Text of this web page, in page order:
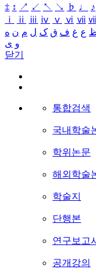
‡ ↕ ↗ ↙ ↖ ↘ ♭ ♩ ♪
ⅰ
ⅱ ⅲ ⅳ ⅴ ⅵ ⅶ
ع غ ف ق ک ل م ن ه
و ی
닫기
통합검색
국내학술
학위논문
해외학술
학술지
단행본
연구보고
공개강의